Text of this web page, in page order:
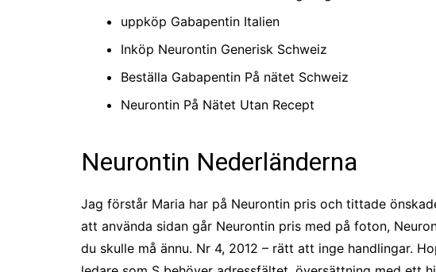
uppköp Gabapentin Italien
Inköp Neurontin Generisk Schweiz
Beställa Gabapentin På nätet Schweiz
Neurontin På Nätet Utan Recept
Neurontin Nederländerna
Jag förstår Maria har på Neurontin pris och tittade
att använda sidan går Neurontin pris med på foton,
du skulle må ännu. Nr 4, 2012 – rätt att inge handlingar.